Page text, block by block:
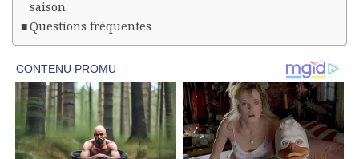
saison
Questions fréquentes